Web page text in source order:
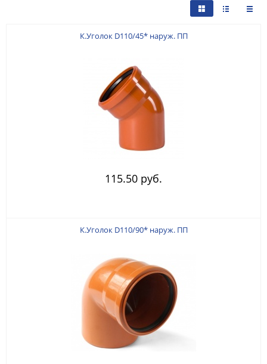
К.Уголок D110/45* наруж. ПП
115.50 руб.
К.Уголок D110/90* наруж. ПП